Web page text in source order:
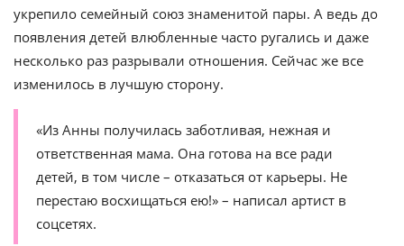
укрепило семейный союз знаменитой пары. А ведь до
появления детей влюбленные часто ругались и даже
несколько раз разрывали отношения. Сейчас же все
изменилось в лучшую сторону.
«Из Анны получилась заботливая, нежная и
ответственная мама. Она готова на все ради
детей, в том числе – отказаться от карьеры. Не
перестаю восхищаться ею!» – написал артист в
соцсетях.